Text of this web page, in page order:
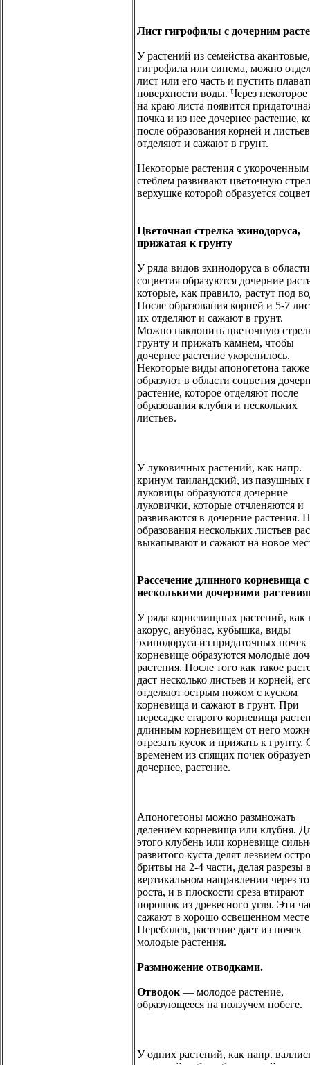
Лист гигрофилы с дочерним
У растений из семейства
гигрофила или синема, можно
лист или его часть и пустить
поверхности воды. Через некоторое
на краю листа появится
почка и из нее дочернее растение,
после образования корней и листьев
отделяют и сажают в грунт.
Некоторые растения с укороченным
стеблем развивают цветочную
верхушке которой образуется
Цветочная стрелка эхинодоруса,
прижатая к грунту
У ряда видов эхинодоруса в области
соцветия образуются дочерние
которые, как правило, растут под
После образования корней и 5-7
их отделяют и сажают в грунт.
Можно наклонить цветочную
грунту и прижать камнем, чтобы
дочернее растение укоренилось.
Некоторые виды апоногетона также
образуют в области соцветия
растение, которое отделяют после
образования клубня и нескольких
листьев.
У луковичных растений, как напр.
кринум таиландский, из пазушных
луковицы образуются дочерние
луковички, которые отчленяются и
развиваются в дочерние растения.
образования нескольких листьев
выкапывают и сажают на новое
Рассечение длинного корневища с
несколькими дочерними
У ряда корневищных растений, как
акорус, анубиас, кубышка, виды
эхинодоруса из придаточных почек
корневище образуются молодые
растения. После того как такое
даст несколько листьев и корней,
отделяют острым ножом с куском
корневища и сажают в грунт. При
пересадке старого корневища
длинным корневищем от него
отрезать кусок и прижать к грунту.
временем из спящих почек
дочернее, растение.
Апоногетоны можно размножать
делением корневища или клубня.
этого клубень или корневище
развитого куста делят лезвием
бритвы на 2-4 части, делая разрезы
вертикальном направлении через
роста, и в плоскости среза втирают
порошок из древесного угля. Эти
сажают в хорошо освещенном
Переболев, растение дает из почек
молодые растения.
Размножение отводками.
Отводок — молодое растение,
образующееся на ползучем побеге.
У одних растений, как напр.